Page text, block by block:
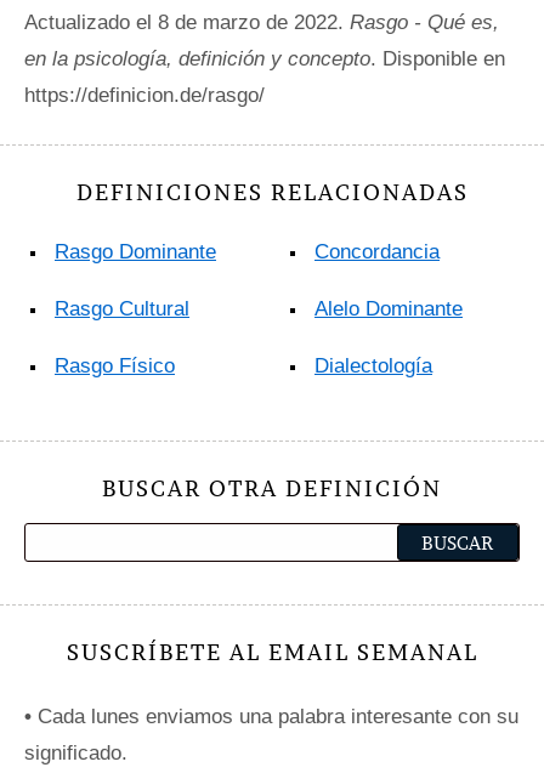
Actualizado el 8 de marzo de 2022. Rasgo - Qué es,
en la psicología, definición y concepto. Disponible en
https://definicion.de/rasgo/
DEFINICIONES RELACIONADAS
Rasgo Dominante
Rasgo Cultural
Rasgo Físico
Concordancia
Alelo Dominante
Dialectología
BUSCAR OTRA DEFINICIÓN
SUSCRÍBETE AL EMAIL SEMANAL
• Cada lunes enviamos una palabra interesante con su
significado.